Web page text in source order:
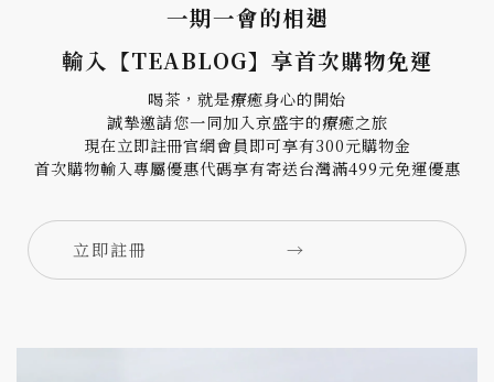
一期一會的相遇
輸入【TEABLOG】享首次購物免運
喝茶，就是療癒身心的開始
誠摯邀請您一同加入京盛宇的療癒之旅
現在立即註冊官網會員即可享有300元購物金
首次購物輸入專屬優惠代碼享有寄送台灣滿499元免運優惠
立即註冊 →